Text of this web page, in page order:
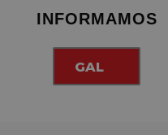
INFORMAMOS
GAL